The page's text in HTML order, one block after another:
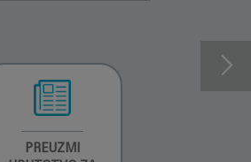
PREUZMI